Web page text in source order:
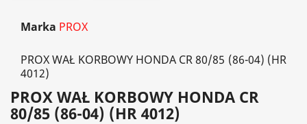
Marka PROX
PROX WAŁ KORBOWY HONDA CR 80/85 (86-04) (HR
4012)
PROX WAŁ KORBOWY HONDA CR
80/85 (86-04) (HR 4012)